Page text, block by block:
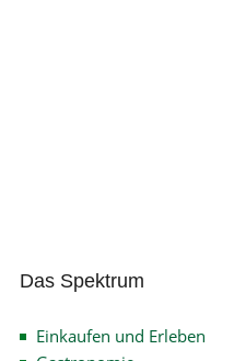
Das Spektrum
Einkaufen und Erleben